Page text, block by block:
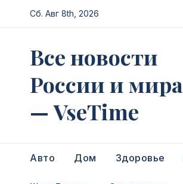
Перейти
к
Сб. Авг 8th, 2026
Все новости
России и мира
— VseTime
Авто Дом Здоровье